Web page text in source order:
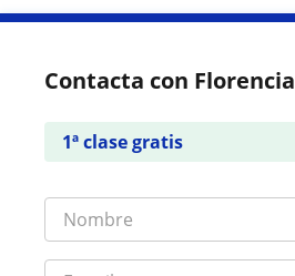
Contacta con Florencia
1ª clase gratis